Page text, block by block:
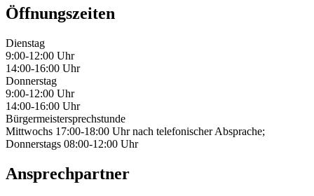
Öffnungszeiten
Dienstag
9:00-12:00 Uhr
14:00-16:00 Uhr
Donnerstag
9:00-12:00 Uhr
14:00-16:00 Uhr
Bürgermeistersprechstunde
Mittwochs 17:00-18:00 Uhr nach telefonischer Absprache;
Donnerstags 08:00-12:00 Uhr
Ansprechpartner